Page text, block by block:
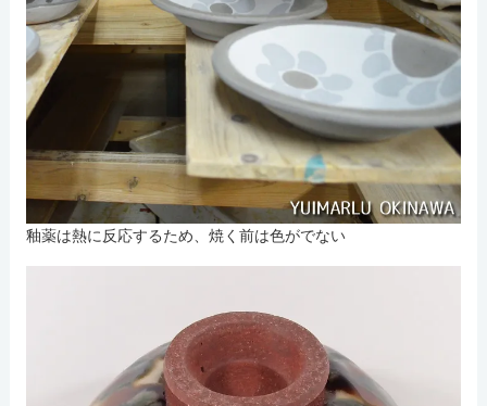
釉薬は熱に反応するため、焼く前は色がでない